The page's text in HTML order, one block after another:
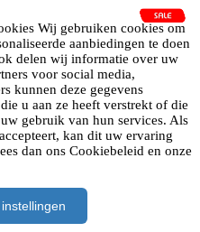
Wij gebruiken cookies om
aanbiedingen te doen
delen wij informatie over uw
voor social media,
kunnen deze gegevens
u aan ze heeft verstrekt of die
gebruik van hun services. Als
kan dit uw ervaring
dan ons Cookiebeleid en onze